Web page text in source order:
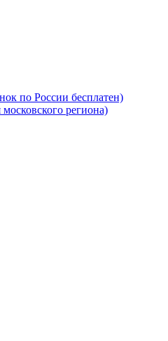
по России бесплатен)
московского региона)